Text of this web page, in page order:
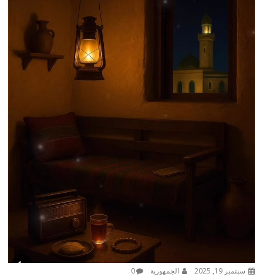
سبتمبر 19, 2025 الجمهورية 0